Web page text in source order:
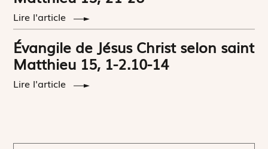
Lire l'article
Évangile de Jésus Christ selon saint
Matthieu 15, 1-2.10-14
Lire l'article